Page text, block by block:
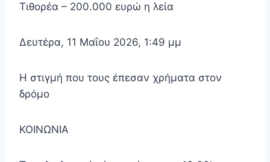
Τιθορέα – 200.000 ευρώ η λεία
Δευτέρα, 11 Μαΐου 2026, 1:49 μμ
Η στιγμή που τους έπεσαν χρήματα στον
δρόμο
ΚΟΙΝΩΝΙΑ